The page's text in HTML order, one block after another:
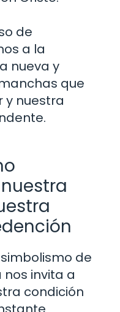
de
a la
nueva y
que
y nuestra
de
invita a
condición